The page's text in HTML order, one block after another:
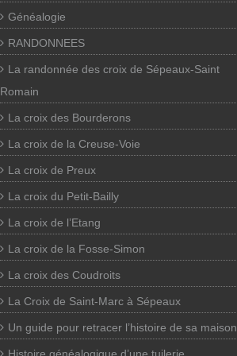
Généalogie
RANDONNEES
La randonnée des croix de Sépeaux-Saint
Romain
La croix des Bourderons
La croix de la Creuse-Voie
La croix de Preux
La croix du Petit-Bailly
La croix de l’Etang
La croix de la Fosse-Simon
La croix des Coudroits
La Croix de Saint-Marc à Sépeaux
Un guide pour retracer l’histoire de sa maison